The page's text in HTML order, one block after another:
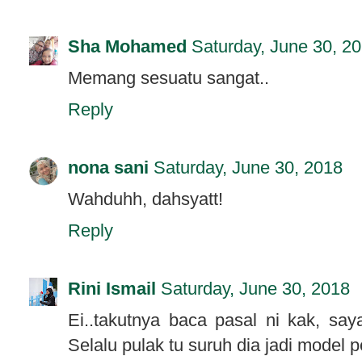
Sha Mohamed Saturday, June 30,
Memang sesuatu sangat..
Reply
nona sani Saturday, June 30, 2018
Wahduhh, dahsyatt!
Reply
Rini Ismail Saturday, June 30, 2018
Ei..takutnya baca pasal ni kak,
Selalu pulak tu suruh dia jadi model